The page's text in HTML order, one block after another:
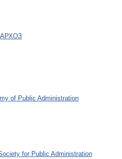
of Public Administration
for Public Administration